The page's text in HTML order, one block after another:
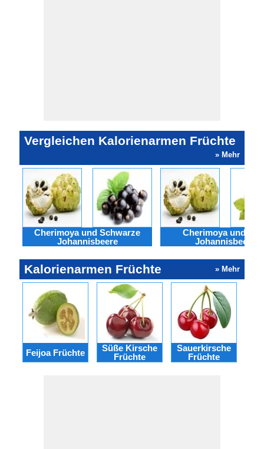
Vergleichen Kalorienarmen Früchte
» Mehr
Cherimoya und Schwarze
Johannisbeere
Cherimoya und
Johannisbeere
Kalorienarmen Früchte » Mehr
Feijoa Früchte
Süße Kirsche
Früchte
Sauerkirsche
Früchte